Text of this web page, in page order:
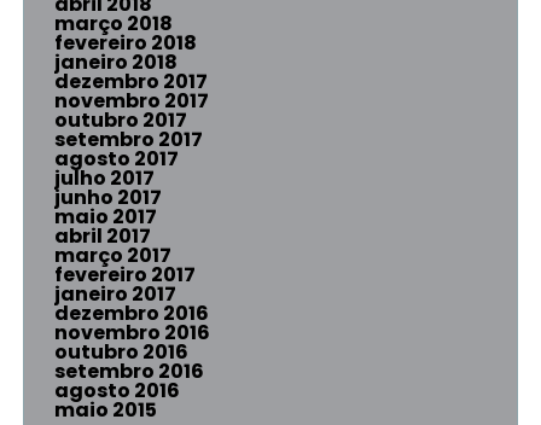
março 2018
fevereiro 2018
janeiro 2018
dezembro 2017
novembro 2017
outubro 2017
setembro 2017
agosto 2017
julho 2017
junho 2017
maio 2017
abril 2017
março 2017
fevereiro 2017
janeiro 2017
dezembro 2016
novembro 2016
outubro 2016
setembro 2016
agosto 2016
maio 2015